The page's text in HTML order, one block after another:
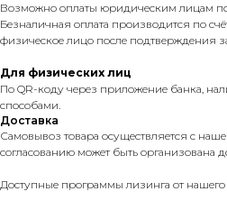
Возможно оплаты юридическим лицам
Безналичная оплата производится по
физическое лицо после подтверждения
Для физических лиц
По QR-коду через приложение банка,
способами.
Доставка
Самовывоз товара осуществляется с
согласованию может быть организована
Доступные программы лизинга от